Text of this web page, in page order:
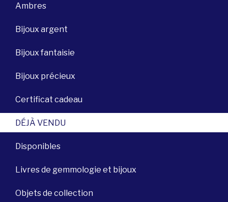
Ambres
Bijoux argent
Bijoux fantaisie
Bijoux précieux
Certificat cadeau
DÉJÀ VENDU
Disponibles
Livres de gemmologie et bijoux
Objets de collection